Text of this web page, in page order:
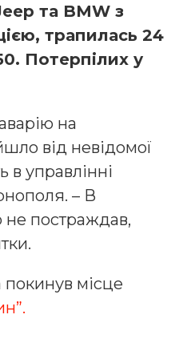
та BMW з
трапилась 24
Потерпілих у
на
від невідомої
в управлінні
– В
не постраждав,
місце